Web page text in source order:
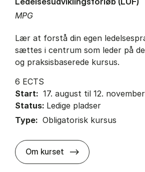
MPG
Lær at forstå din egen
sættes i centrum som leder på
og praksisbaserede kursus.
6 ECTS
Start: 17. august til 12. november
Status: Ledige pladser
Type: Obligatorisk kursus
Om kurset about